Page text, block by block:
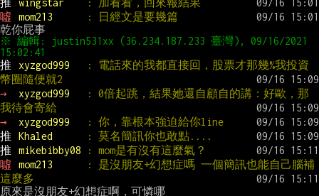
推
wingstar
: 加看看，回來報結果
噓
mom213
: 日經文是要幾篇
※ 編輯: justin531xx (36.234.187.233 臺灣), 09/16/2021
推
xyzgod999
: 電話來的我都直接回，股票才那幾%我投資
幣圈隨便就2
→
xyzgod999
: 0倍起跳，結果她還自顧自的講：好歐，那
我待會寄給
→
xyzgod999
: 你，靠根本強迫給你line
推
Khaled
: 莫名簡訊你也敢點....
推
mikebibby08
: mom是有沒有這麼氣？
噓
mom213
: 是沒朋友+幻想症嗎 一個簡訊也能自己腦補
這麼多